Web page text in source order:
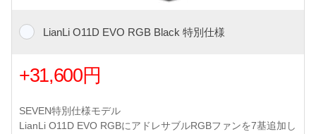
LianLi O11D EVO RGB Black 特別仕様
+31,600円
SEVEN特別仕様モデル
LianLi O11D EVO RGBにアドレサブルRGBファンを7基追加し